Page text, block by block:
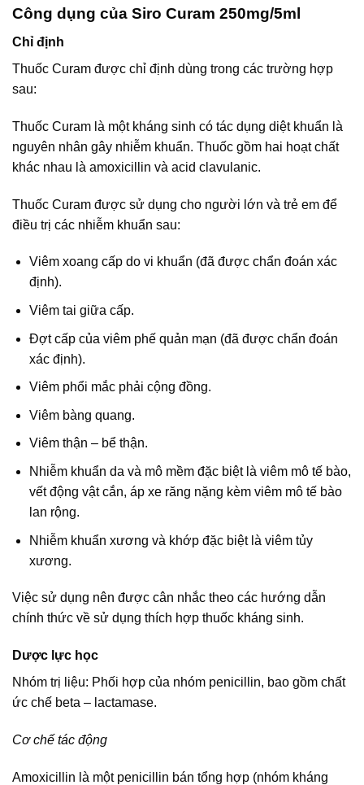
Công dụng của Siro Curam 250mg/5ml
Chỉ định
Thuốc Curam được chỉ định dùng trong các trường hợp
sau:
Thuốc Curam là một kháng sinh có tác dụng diệt khuẩn là
nguyên nhân gây nhiễm khuẩn. Thuốc gồm hai hoạt chất
khác nhau là amoxicillin và acid clavulanic.
Thuốc Curam được sử dụng cho người lớn và trẻ em để
điều trị các nhiễm khuẩn sau:
Viêm xoang cấp do vi khuẩn (đã được chẩn đoán xác
định).
Viêm tai giữa cấp.
Đợt cấp của viêm phế quản mạn (đã được chẩn đoán
xác định).
Viêm phổi mắc phải cộng đồng.
Viêm bàng quang.
Viêm thận – bể thận.
Nhiễm khuẩn da và mô mềm đặc biệt là viêm mô tế bào,
vết động vật cắn, áp xe răng nặng kèm viêm mô tế bào
lan rộng.
Nhiễm khuẩn xương và khớp đặc biệt là viêm tủy
xương.
Việc sử dụng nên được cân nhắc theo các hướng dẫn
chính thức về sử dụng thích hợp thuốc kháng sinh.
Dược lực học
Nhóm trị liệu: Phối hợp của nhóm penicillin, bao gồm chất
ức chế beta – lactamase.
Cơ chế tác động
Amoxicillin là một penicillin bán tổng hợp (nhóm kháng